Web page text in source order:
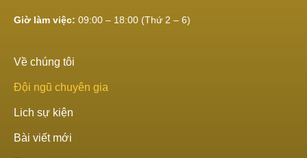
Giờ làm việc: 09:00 – 18:00 (Thứ 2 – 6)
Về chúng tôi
Đội ngũ chuyên gia
Lich sự kiện
Bài viết mới